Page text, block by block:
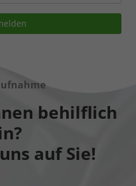
behilflich
uns auf Sie!